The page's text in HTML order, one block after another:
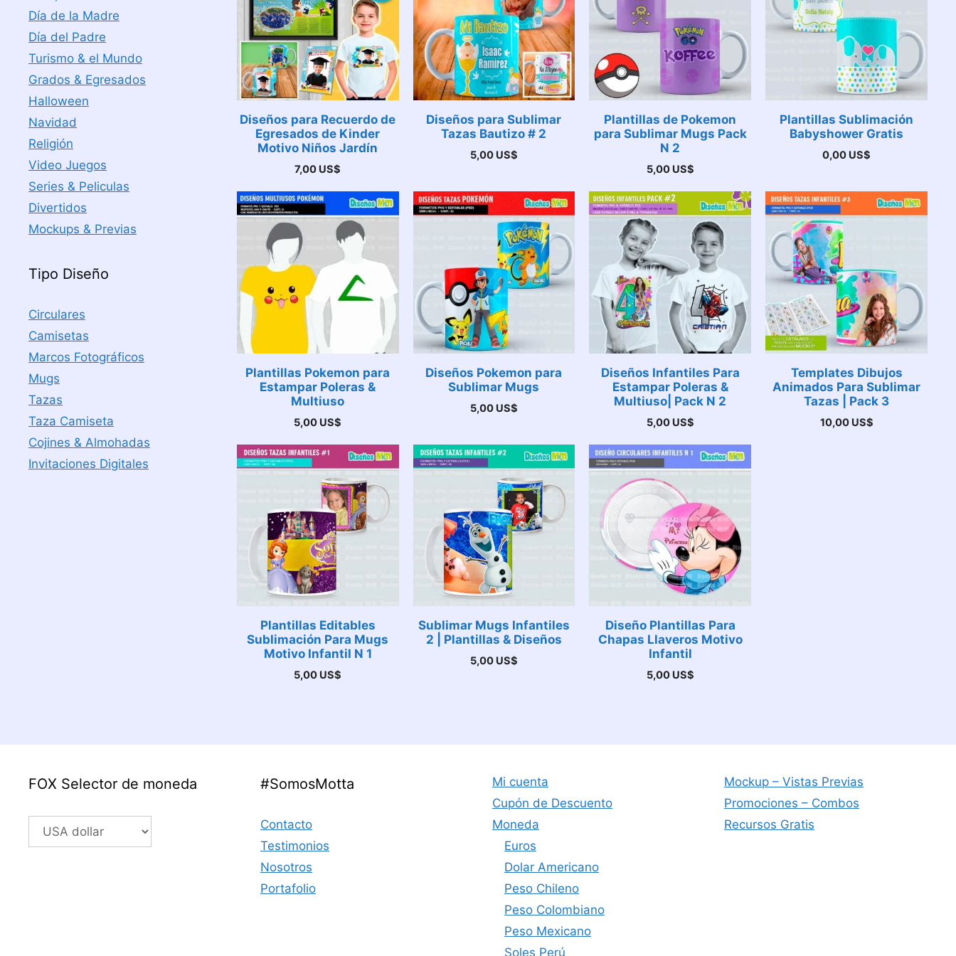
Diseños para Recuerdo de
Egresados de Kinder
Motivo Niños Jardín
7,00 US$
Diseños para Sublimar
Tazas Bautizo # 2
5,00 US$
Plantillas de Pokemon
para Sublimar Mugs Pack
N 2
5,00 US$
Plantillas Sublimación
Babyshower Gratis
0,00 US$
Plantillas Pokemon para
Estampar Poleras &
Multiuso
5,00 US$
Diseños Pokemon para
Sublimar Mugs
5,00 US$
Diseños Infantiles Para
Estampar Poleras &
Multiuso| Pack N 2
5,00 US$
Templates Dibujos
Animados Para Sublimar
Tazas | Pack 3
10,00 US$
Plantillas Editables
Sublimación Para Mugs
Motivo Infantil N 1
5,00 US$
Sublimar Mugs Infantiles
2 | Plantillas & Diseños
5,00 US$
Diseño Plantillas Para
Chapas Llaveros Motivo
Infantil
5,00 US$
Día de la Madre
Día del Padre
Turismo & el Mundo
Grados & Egresados
Halloween
Navidad
Religión
Video Juegos
Series & Peliculas
Divertidos
Mockups & Previas
Tipo Diseño
Circulares
Camisetas
Marcos Fotográficos
Mugs
Tazas
Taza Camiseta
Cojines & Almohadas
Invitaciones Digitales
FOX Selector de moneda #SomosMotta
Contacto
Testimonios
Nosotros
Portafolio
Mi cuenta
Cupón de Descuento
Moneda
Euros
Dolar Americano
Peso Chileno
Peso Colombiano
Peso Mexicano
Soles Perú
Mockup – Vistas Previas
Promociones – Combos
Recursos Gratis